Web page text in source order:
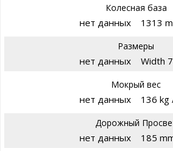
Колесная база
нет данных 1313
Размеры
нет данных Width
Мокрый вес
нет данных 136 kg
Дорожный
нет данных 185